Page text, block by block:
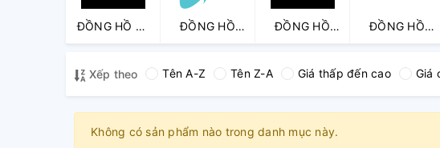
ĐỒNG HỒ G-
SHOCK
ĐỒNG HỒ
BABY-G (nữ)
ĐỒNG HỒ
CASIO
ĐỒNG HỒ
CASIO
Xếp theo Tên A-Z Tên Z-A Giá thấp đến cao Giá
Không có sản phẩm nào trong danh mục này.